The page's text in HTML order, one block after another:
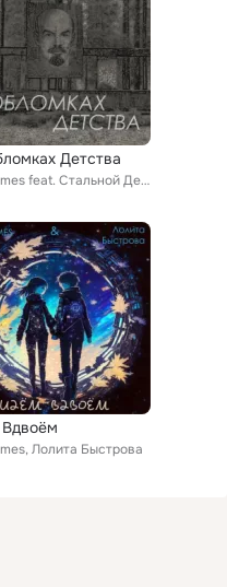
Детства
IVS Games feat. Стальной Деркач
Лолита Быстрова